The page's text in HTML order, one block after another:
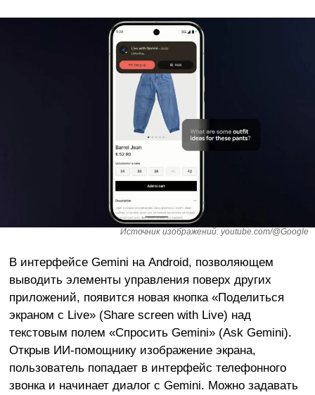
Источник изображений: youtube.com/@Google
В интерфейсе Gemini на Android, позволяющем
выводить элементы управления поверх других
приложений, появится новая кнопка «Поделиться
экраном с Live» (Share screen with Live) над
текстовым полем «Спросить Gemini» (Ask Gemini).
Открыв ИИ-помощнику изображение экрана,
пользователь попадает в интерфейс телефонного
звонка и начинает диалог с Gemini. Можно задавать